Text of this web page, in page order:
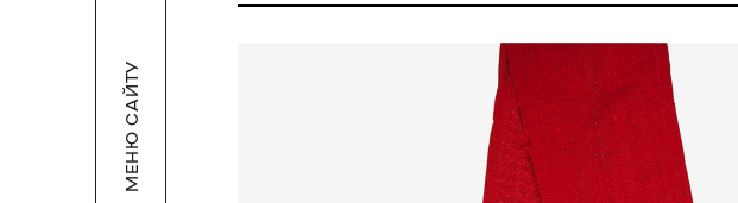
МЕНЮ САЙТУ